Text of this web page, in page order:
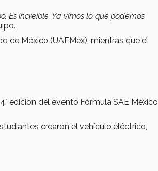
Es increíble. Ya vimos lo que podemos
de México (UAEMex), mientras que el
edición del evento Fórmula SAE México
crearon el vehículo eléctrico,